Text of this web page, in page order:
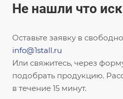
Не нашли что
Оставьте заявку в
info@1stall.ru
Или свяжитесь, через
подобрать продукцию.
в течение 15 минут.